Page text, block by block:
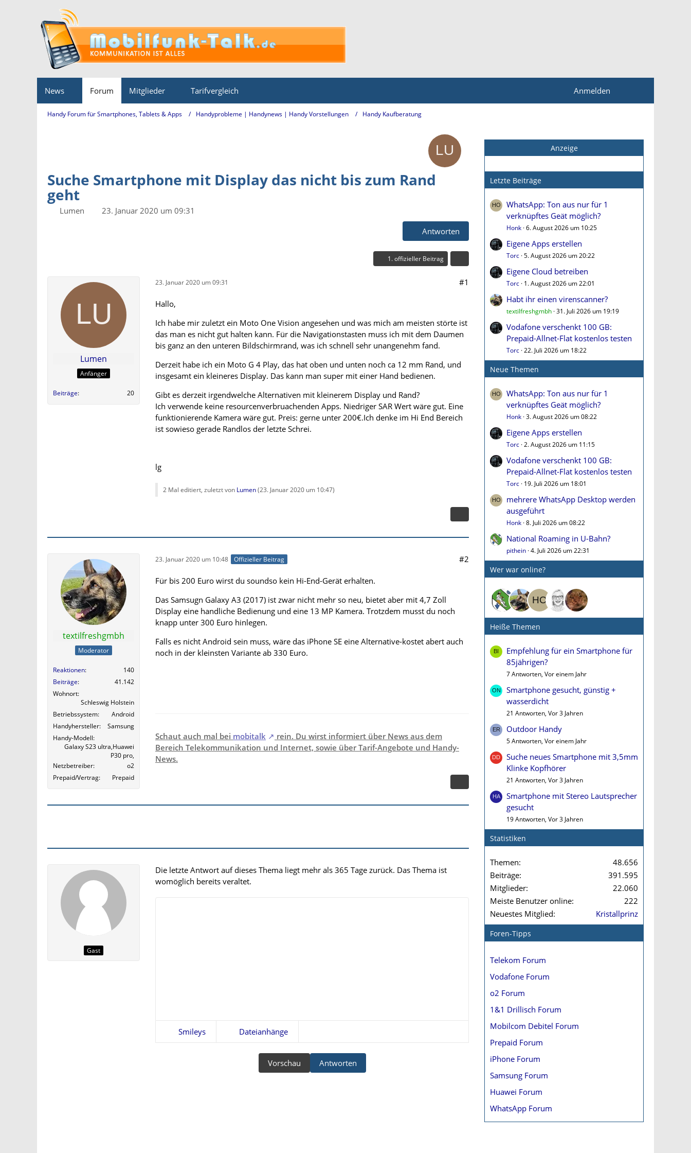
News Forum Mitglieder Tarifvergleich Anmelden
Handy Forum für Smartphones, Tablets & Apps Handyprobleme | Handynews | Handy Vorstellungen Handy Kaufberatung
Suche Smartphone mit Display das nicht bis zum Rand
geht
Lumen
23. Januar 2020 um 09:31
Antworten
1. offizieller Beitrag
Lumen
Anfänger
Beiträge 20
23. Januar 2020 um 09:31 #1
Hallo,
Ich habe mir zuletzt ein Moto One Vision angesehen und was mich am meisten störte ist
das man es nicht gut halten kann. Für die Navigationstasten muss ich mit dem Daumen
bis ganz an den unteren Bildschirmrand, was ich schnell sehr unangenehm fand.
Derzeit habe ich ein Moto G 4 Play, das hat oben und unten noch ca 12 mm Rand, und
insgesamt ein kleineres Display. Das kann man super mit einer Hand bedienen.
Gibt es derzeit irgendwelche Alternativen mit kleinerem Display und Rand?
Ich verwende keine resourcenverbruachenden Apps. Niedriger SAR Wert wäre gut. Eine
funktionierende Kamera wäre gut. Preis: gerne unter 200€.Ich denke im Hi End Bereich
ist sowieso gerade Randlos der letzte Schrei.
lg
2 Mal editiert, zuletzt von Lumen(23. Januar 2020 um 10:47)
textilfreshgmbh
Moderator
Reaktionen
140
Beiträge
41.142
Wohnort
Schleswig Holstein
Betriebssystem
Android
Handyhersteller
Samsung
Handy-Modell
Galaxy S23 ultra,Huawei
P30 pro,
Netzbetreiber
o2
Prepaid/Vertrag
Prepaid
23. Januar 2020 um 10:48 Offizieller Beitrag #2
Für bis 200 Euro wirst du soundso kein Hi-End-Gerät erhalten.
Das Samsugn Galaxy A3 (2017) ist zwar nicht mehr so neu, bietet aber mit 4,7 Zoll
Display eine handliche Bedienung und eine 13 MP Kamera. Trotzdem musst du noch
knapp unter 300 Euro hinlegen.
Falls es nicht Android sein muss, wäre das iPhone SE eine Alternative-kostet abert auch
noch in der kleinsten Variante ab 330 Euro.
Schaut auch mal bei mobitalk
rein. Du wirst informiert über News aus dem
Bereich Telekommunikation und Internet, sowie über Tarif-Angebote und Handy-
News.
Gast
Die letzte Antwort auf dieses Thema liegt mehr als 365 Tage zurück. Das Thema ist
womöglich bereits veraltet.
Smileys Dateianhänge
Antworten
Vorschau
Anzeige
Letzte Beiträge
WhatsApp: Ton aus nur für 1
verknüpftes Geät möglich?
Honk 6. August 2026 um 10:25
Eigene Apps erstellen
Torc 5. August 2026 um 20:22
Eigene Cloud betreiben
Torc 1. August 2026 um 22:01
Habt ihr einen virenscanner?
textilfreshgmbh 31. Juli 2026 um 19:19
Vodafone verschenkt 100 GB:
Prepaid-Allnet-Flat kostenlos testen
Torc 22. Juli 2026 um 18:22
Neue Themen
WhatsApp: Ton aus nur für 1
verknüpftes Geät möglich?
Honk 3. August 2026 um 08:22
Eigene Apps erstellen
Torc 2. August 2026 um 11:15
Vodafone verschenkt 100 GB:
Prepaid-Allnet-Flat kostenlos testen
Torc 19. Juli 2026 um 18:01
mehrere WhatsApp Desktop werden
ausgeführt
Honk 8. Juli 2026 um 08:22
National Roaming in U-Bahn?
pithein 4. Juli 2026 um 22:31
Wer war online?
Heiße Themen
Empfehlung für ein Smartphone für
85jährigen?
7 Antworten, Vor einem Jahr
Smartphone gesucht, günstig +
wasserdicht
21 Antworten, Vor 3 Jahren
Outdoor Handy
5 Antworten, Vor einem Jahr
Suche neues Smartphone mit 3,5mm
Klinke Kopfhörer
21 Antworten, Vor 3 Jahren
Smartphone mit Stereo Lautsprecher
gesucht
19 Antworten, Vor 3 Jahren
Statistiken
Themen
48.656
Beiträge
391.595
Mitglieder
22.060
Meiste Benutzer online
222
Neuestes Mitglied
Kristallprinz
Foren-Tipps
Telekom Forum
Vodafone Forum
o2 Forum
1&1 Drillisch Forum
Mobilcom Debitel Forum
Prepaid Forum
iPhone Forum
Samsung Forum
Huawei Forum
WhatsApp Forum